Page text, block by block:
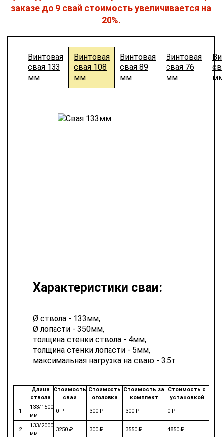
заказе до 9 свай стоимость увеличивается на
20%.
Винтовая
свая 133
мм
Винтовая
свая 108
мм
Винтовая
свая 89
мм
Винтовая
свая 76
мм
Характеристики сваи:
Ø ствола - 133мм,
Ø лопасти - 350мм,
толщина стенки ствола - 4мм,
толщина стенки лопасти - 5мм,
максимальная нагрузка на сваю - 3.5т
Длина
ствола
Стоимость
сваи
Стоимость
оголовка
Стоимость за
комплект
Стоимость с
установкой
1
133/1500
мм
0 ₽ 300 ₽ 300 ₽ 0 ₽
2
133/2000
мм
3250 ₽ 300 ₽ 3550 ₽ 4850 ₽